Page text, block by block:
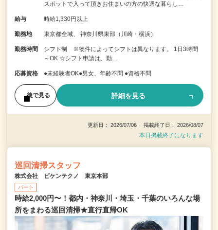
スポットで入って頂きお住まいの方の快適な暮らし…
給与 時給1,330円以上
勤務地 東京都全域、 神奈川県東部（川崎・横浜）
勤務時間
シフト制 ※物件によってシフトは異なります。 1日3時間
～OK ☆シフト申請は、勤…
応募資格 ●未経験者OK●男女、年齢不問 ●資格不問
後で見る 詳細を見る
更新日： 2026/07/06 掲載終了日： 2026/08/07
本日掲載終了になります
巡回清掃スタッフ
株式会社 ビケンテクノ 東京本部
パート
時給2,000円〜！都内・神奈川・埼玉・千葉のいろんな場
所をまわる巡回清掃★直行直帰OK